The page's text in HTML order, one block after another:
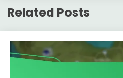
Related Posts